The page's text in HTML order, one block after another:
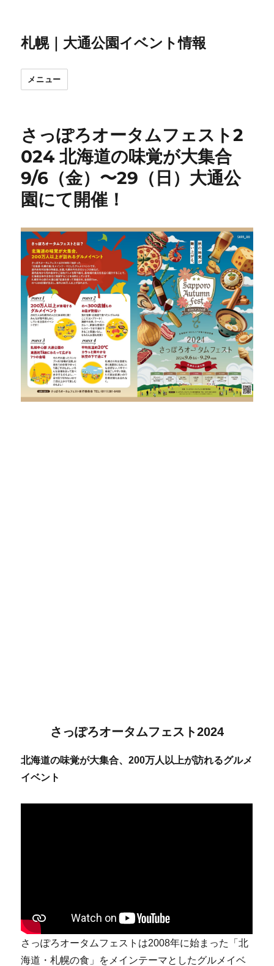
札幌｜大通公園イベント情報
メニュー
さっぽろオータムフェスト2
024 北海道の味覚が大集合
9/6（金）〜29（日）大通公
園にて開催！
さっぽろオータムフェスト2024
北海道の味覚が大集合、200万人以上が訪れるグルメ
イベント
さっぽろオータムフェストは2008年に始まった「北
海道・札幌の食」をメインテーマとしたグルメイベ